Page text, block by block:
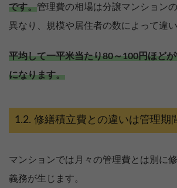
です。管理費の相場は分譲マンション
異なり、規模や居住者の数によって違
平均して一平米当たり80～100円ほど
になります。
修繕積立費との違いは管理期
マンションでは月々の管理費とは別に
義務が生じます。